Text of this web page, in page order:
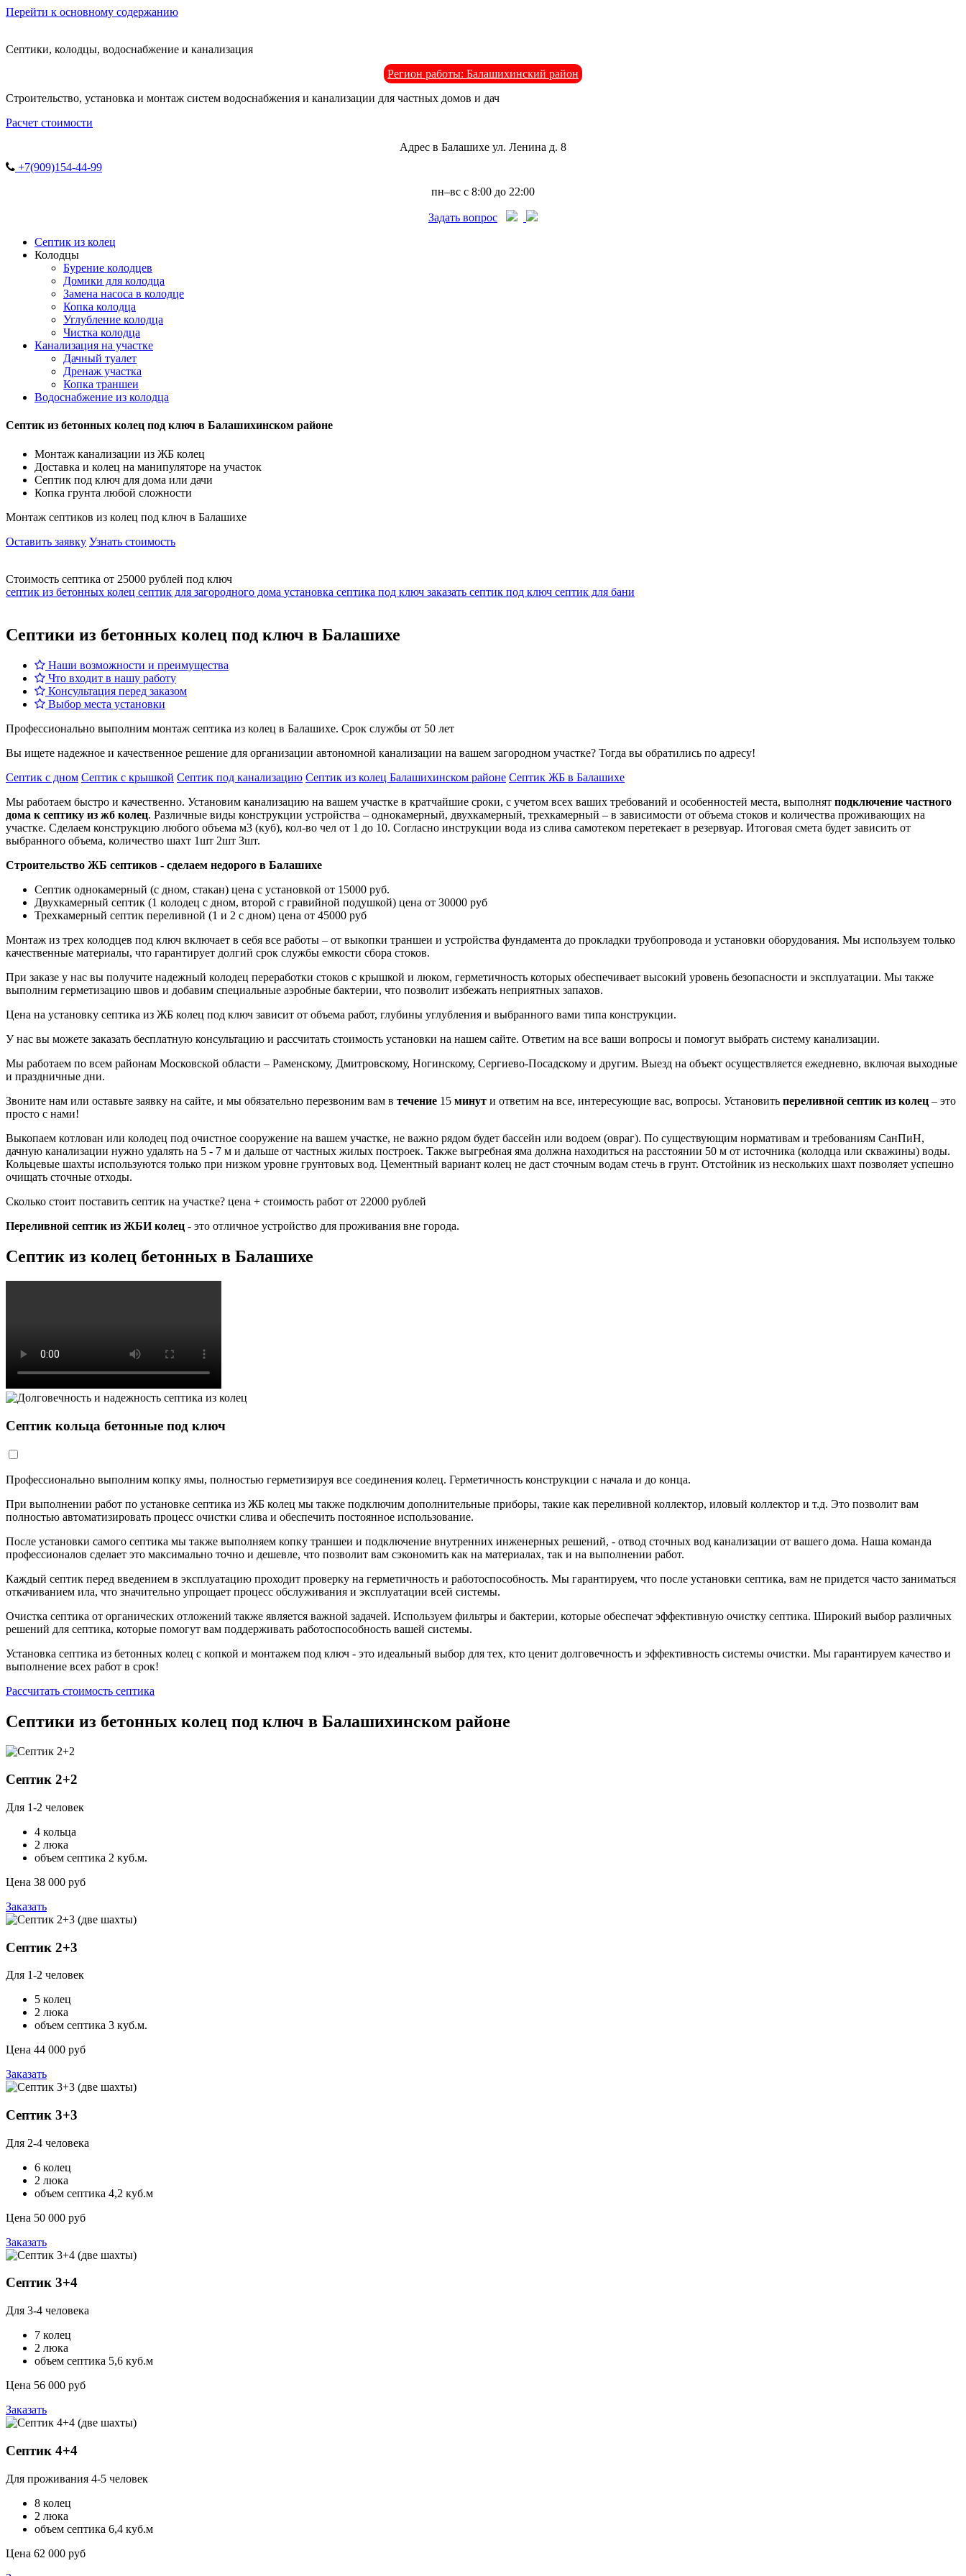
Перейти к основному содержанию
Септики, колодцы, водоснабжение и канализация
Регион работы: Балашихинский район
Строительство, установка и монтаж систем водоснабжения и канализации для частных домов и дач
Расчет стоимости
Адрес в Балашихе ул. Ленина д. 8
+7(909)154-44-99
пн–вс с 8:00 до 22:00
Задать вопрос
Септик из колец
Колодцы
Бурение колодцев
Домики для колодца
Замена насоса в колодце
Копка колодца
Углубление колодца
Чистка колодца
Канализация на участке
Дачный туалет
Дренаж участка
Копка траншеи
Водоснабжение из колодца
Септик из бетонных колец под ключ в Балашихинском районе
Монтаж канализации из ЖБ колец
Доставка и колец на манипуляторе на участок
Септик под ключ для дома или дачи
Копка грунта любой сложности
Монтаж септиков из колец под ключ в Балашихе
Оставить заявку Узнать стоимость
Стоимость септика от 25000 рублей под ключ
септик из бетонных колец септик для загородного дома установка септика под ключ заказать септик под ключ септик для бани
Септики из бетонных колец под ключ в Балашихе
Наши возможности и преимущества
Что входит в нашу работу
Консультация перед заказом
Выбор места установки
Профессионально выполним монтаж септика из колец в Балашихе. Срок службы от 50 лет
Вы ищете надежное и качественное решение для организации автономной канализации на вашем загородном участке? Тогда вы обратились по адресу!
Септик с дном Септик с крышкой Септик под канализацию Септик из колец Балашихинском районе Септик ЖБ в Балашихе
Мы работаем быстро и качественно. Установим канализацию на вашем участке в кратчайшие сроки, с учетом всех ваших требований и особенностей места, выполнят подключение частного
дома к септику из жб колец. Различные виды конструкции устройства – однокамерный, двухкамерный, трехкамерный – в зависимости от объема стоков и количества проживающих на
участке. Сделаем конструкцию любого объема м3 (куб), кол-во чел от 1 до 10. Согласно инструкции вода из слива самотеком перетекает в резервуар. Итоговая смета будет зависить от
выбранного объема, количество шахт 1шт 2шт 3шт.
Строительство ЖБ септиков - сделаем недорого в Балашихе
Септик однокамерный (с дном, стакан) цена с установкой от 15000 руб.
Двухкамерный септик (1 колодец с дном, второй с гравийной подушкой) цена от 30000 руб
Трехкамерный септик переливной (1 и 2 с дном) цена от 45000 руб
Монтаж из трех колодцев под ключ включает в себя все работы – от выкопки траншеи и устройства фундамента до прокладки трубопровода и установки оборудования. Мы используем только
качественные материалы, что гарантирует долгий срок службы емкости сбора стоков.
При заказе у нас вы получите надежный колодец переработки стоков с крышкой и люком, герметичность которых обеспечивает высокий уровень безопасности и эксплуатации. Мы также
выполним герметизацию швов и добавим специальные аэробные бактерии, что позволит избежать неприятных запахов.
Цена на установку септика из ЖБ колец под ключ зависит от объема работ, глубины углубления и выбранного вами типа конструкции.
У нас вы можете заказать бесплатную консультацию и рассчитать стоимость установки на нашем сайте. Ответим на все ваши вопросы и помогут выбрать систему канализации.
Мы работаем по всем районам Московской области – Раменскому, Дмитровскому, Ногинскому, Сергиево-Посадскому и другим. Выезд на объект осуществляется ежедневно, включая выходные
и праздничные дни.
Звоните нам или оставьте заявку на сайте, и мы обязательно перезвоним вам в течение 15 минут и ответим на все, интересующие вас, вопросы. Установить переливной септик из колец – это
просто с нами!
Выкопаем котлован или колодец под очистное сооружение на вашем участке, не важно рядом будет бассейн или водоем (овраг). По существующим нормативам и требованиям СанПиН,
дачную канализации нужно удалять на 5 - 7 м и дальше от частных жилых построек. Также выгребная яма должна находиться на расстоянии 50 м от источника (колодца или скважины) воды.
Кольцевые шахты используются только при низком уровне грунтовых вод. Цементный вариант колец не даст сточным водам стечь в грунт. Отстойник из нескольких шахт позволяет успешно
очищать сточные отходы.
Сколько стоит поставить септик на участке? цена + стоимость работ от 22000 рублей
Переливной септик из ЖБИ колец - это отличное устройство для проживания вне города.
Септик из колец бетонных в Балашихе
Септик кольца бетонные под ключ
Профессионально выполним копку ямы, полностью герметизируя все соединения колец. Герметичность конструкции с начала и до конца.
При выполнении работ по установке септика из ЖБ колец мы также подключим дополнительные приборы, такие как переливной коллектор, иловый коллектор и т.д. Это позволит вам
полностью автоматизировать процесс очистки слива и обеспечить постоянное использование.
После установки самого септика мы также выполняем копку траншеи и подключение внутренних инженерных решений, - отвод сточных вод канализации от вашего дома. Наша команда
профессионалов сделает это максимально точно и дешевле, что позволит вам сэкономить как на материалах, так и на выполнении работ.
Каждый септик перед введением в эксплуатацию проходит проверку на герметичность и работоспособность. Мы гарантируем, что после установки септика, вам не придется часто заниматься
откачиванием ила, что значительно упрощает процесс обслуживания и эксплуатации всей системы.
Очистка септика от органических отложений также является важной задачей. Используем фильтры и бактерии, которые обеспечат эффективную очистку септика. Широкий выбор различных
решений для септика, которые помогут вам поддерживать работоспособность вашей системы.
Установка септика из бетонных колец с копкой и монтажем под ключ - это идеальный выбор для тех, кто ценит долговечность и эффективность системы очистки. Мы гарантируем качество и
выполнение всех работ в срок!
Рассчитать стоимость септика
Септики из бетонных колец под ключ в Балашихинском районе
Септик 2+2
Для 1-2 человек
4 кольца
2 люка
объем септика 2 куб.м.
Цена 38 000 руб
Заказать
Септик 2+3
Для 1-2 человек
5 колец
2 люка
объем септика 3 куб.м.
Цена 44 000 руб
Заказать
Септик 3+3
Для 2-4 человека
6 колец
2 люка
объем септика 4,2 куб.м
Цена 50 000 руб
Заказать
Септик 3+4
Для 3-4 человека
7 колец
2 люка
объем септика 5,6 куб.м
Цена 56 000 руб
Заказать
Септик 4+4
Для проживания 4-5 человек
8 колец
2 люка
объем септика 6,4 куб.м
Цена 62 000 руб